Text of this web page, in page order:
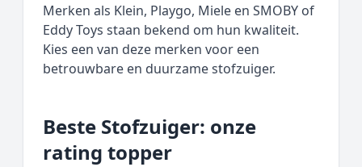
Merken als Klein, Playgo, Miele en SMOBY of
Eddy Toys staan bekend om hun kwaliteit.
Kies een van deze merken voor een
betrouwbare en duurzame stofzuiger.
Beste Stofzuiger: onze
rating topper